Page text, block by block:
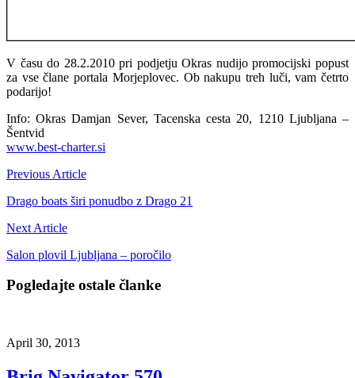
V času do 28.2.2010 pri podjetju Okras nudijo promocijski popust
za vse člane portala Morjeplovec. Ob nakupu treh luči, vam četrto
podarijo!
Info: Okras Damjan Sever, Tacenska cesta 20, 1210 Ljubljana –
Šentvid
www.best-charter.si
Previous Article
Drago boats širi ponudbo z Drago 21
Next Article
Salon plovil Ljubljana – poročilo
Pogledajte ostale članke
April 30, 2013